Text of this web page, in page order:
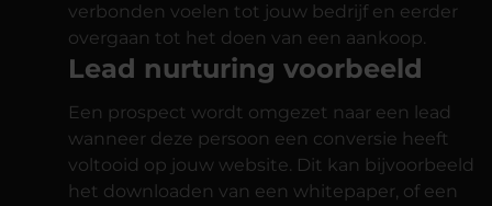
verbonden voelen tot jouw bedrijf en eerder
overgaan tot het doen van een aankoop.
Lead nurturing voorbeeld
Een prospect wordt omgezet naar een lead
wanneer deze persoon een conversie heeft
voltooid op jouw website. Dit kan bijvoorbeeld
het downloaden van een whitepaper, of een